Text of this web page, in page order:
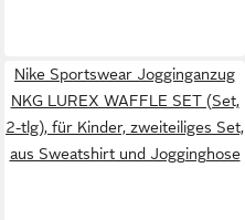
Nike Sportswear Jogginganzug
NKG LUREX WAFFLE SET (Set,
2-tlg), für Kinder, zweiteiliges Set,
aus Sweatshirt und Jogginghose